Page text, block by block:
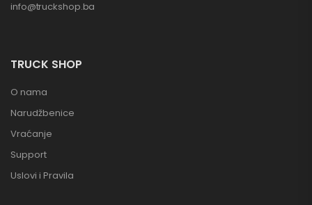
info@truckshop.ba
TRUCK SHOP
O nama
Narudžbenice
Vraćanje
Support
Uslovi i Pravila